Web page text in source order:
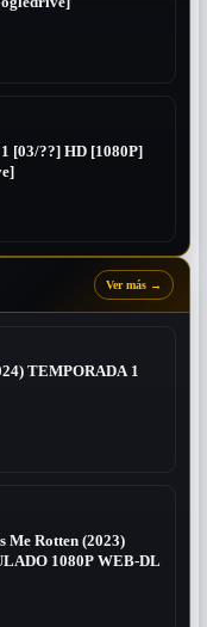
[03/??] HD [1080P]
Ver más →
TEMPORADA 1
Me Rotten (2023)
1080P WEB-DL